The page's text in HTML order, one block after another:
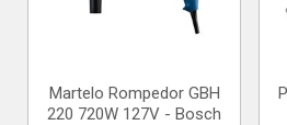
Martelo Rompedor GBH
220 720W 127V - Bosch